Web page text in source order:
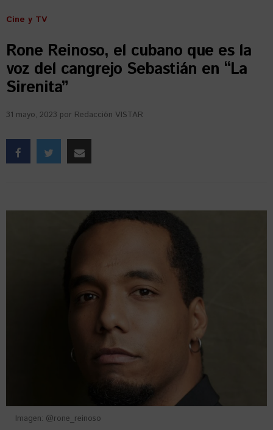
Cine y TV
Rone Reinoso, el cubano que es la
voz del cangrejo Sebastián en “La
Sirenita”
31 mayo, 2023 por Redacción VISTAR
Imagen: @rone_reinoso